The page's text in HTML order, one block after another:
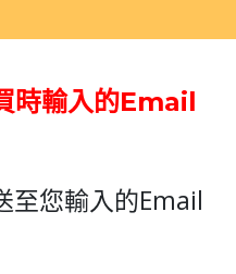
時輸入的Email
至您輸入的Email